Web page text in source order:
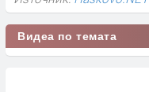
Видеа по темата